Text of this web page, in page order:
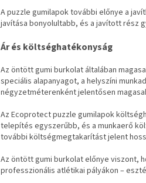
A puzzle gumilapok további előnye a
javítása bonyolultabb, és a javított rész
Ár és költséghatékonyság
Az öntött gumi burkolat általában
speciális alapanyagot, a helyszíni
négyzetméterenként jelentősen
Az Ecoprotect puzzle gumilapok
telepítés egyszerűbb, és a munkaerő
további költségmegtakarítást jelent
Az öntött gumi burkolat előnye viszont,
professzionális atlétikai pályákon –